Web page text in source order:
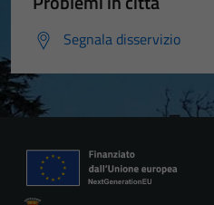
Segnala disservizio